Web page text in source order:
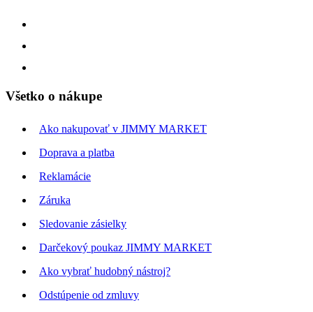
Všetko o nákupe
Ako nakupovať v JIMMY MARKET
Doprava a platba
Reklamácie
Záruka
Sledovanie zásielky
Darčekový poukaz JIMMY MARKET
Ako vybrať hudobný nástroj?
Odstúpenie od zmluvy